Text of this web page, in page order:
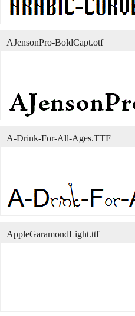
AJensonPro-BoldCapt.otf
A-Drink-For-All-Ages.TTF
AppleGaramondLight.ttf